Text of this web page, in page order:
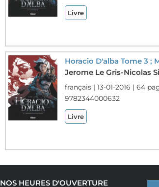
Livre
Jerome Le Gris-Nicolas
français | 13-01-2016 | 64
9782344000632
Livre
NOS HEURES D'OUVERTURE